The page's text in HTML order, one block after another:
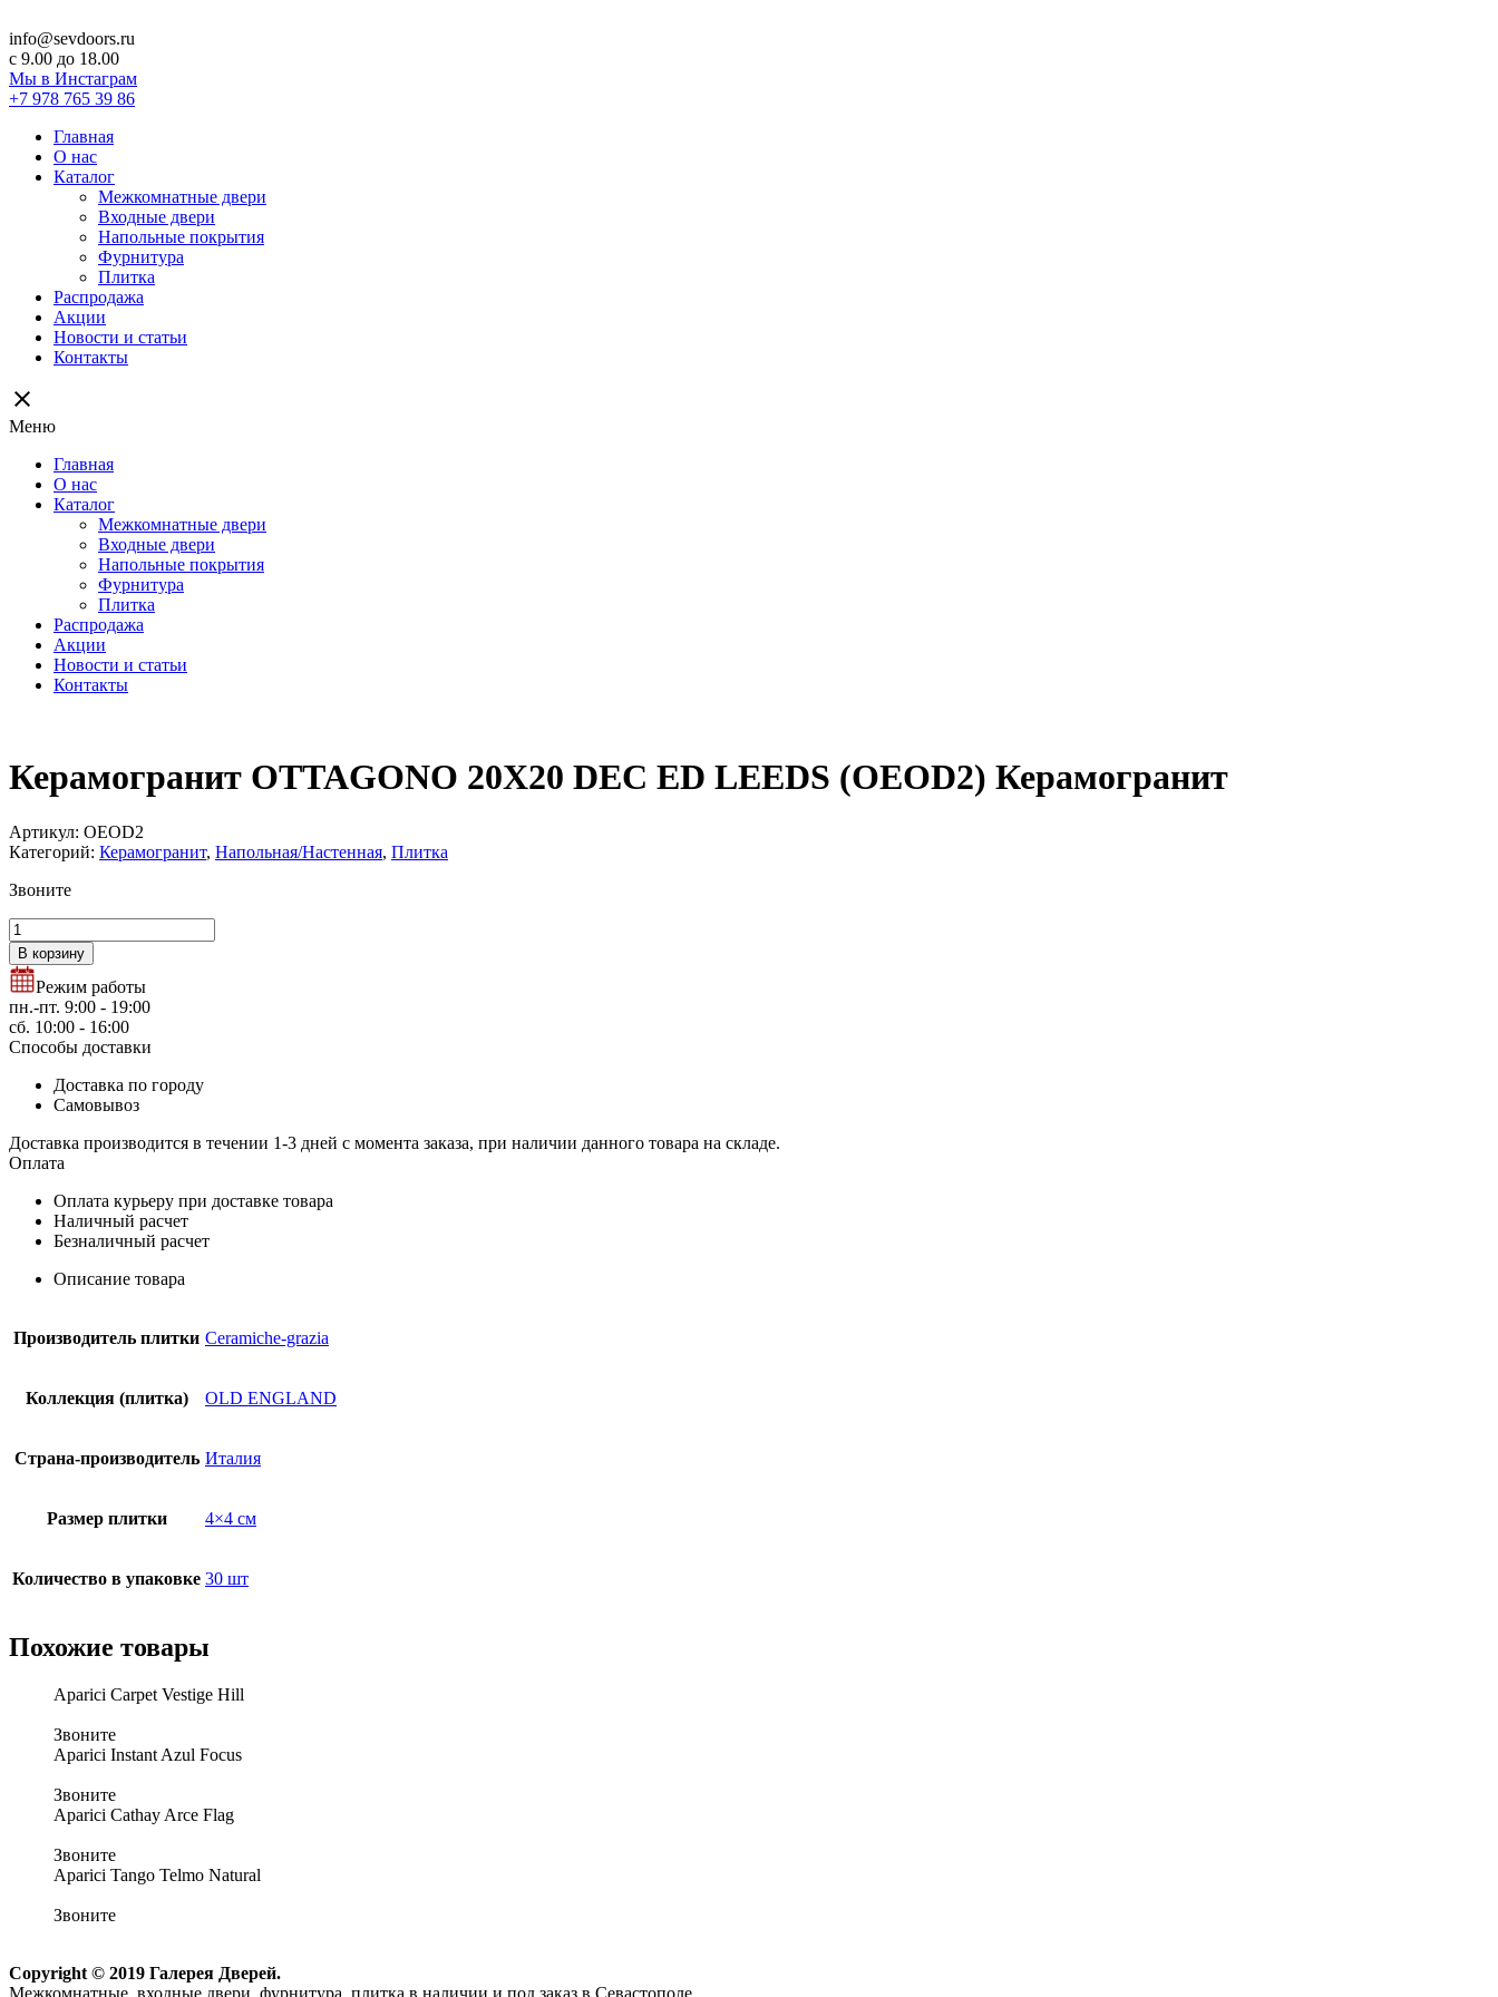
info@sevdoors.ru
c 9.00 до 18.00
Мы в Инстаграм
+7 978 765 39 86
Главная
О нас
Каталог
Межкомнатные двери
Входные двери
Напольные покрытия
Фурнитура
Плитка
Распродажа
Акции
Новости и статьи
Контакты
close
Меню
Главная
О нас
Каталог
Межкомнатные двери
Входные двери
Напольные покрытия
Фурнитура
Плитка
Распродажа
Акции
Новости и статьи
Контакты
Керамогранит OTTAGONO 20X20 DEC ED LEEDS (OEOD2) Керамогранит
Артикул: OEOD2
Категорий: Керамогранит, Напольная/Настенная, Плитка
Звоните
Количество
товара
Керамогранит
OTTAGONO
20X20
DEC
ED
(OEOD2)
Керамогранит
В корзину
Режим работы
пн.-пт. 9:00 - 19:00
сб. 10:00 - 16:00
Способы доставки
Доставка по городу
Самовывоз
Доставка производится в течении 1-3 дней с момента заказа, при наличии данного товара на складе.
Оплата
Оплата курьеру при доставке товара
Наличный расчет
Безналичный расчет
Описание товара
Производитель плитки Ceramiche-grazia
Коллекция (плитка) OLD ENGLAND
Страна-производитель Италия
Размер плитки 4×4 см
Количество в упаковке 30 шт
Похожие товары
Aparici Carpet Vestige Hill
Звоните
Aparici Instant Azul Focus
Звоните
Aparici Cathay Arce Flag
Звоните
Aparici Tango Telmo Natural
Звоните
Copyright © 2019 Галерея Дверей.
Межкомнатные, входные двери, фурнитура, плитка в наличии и под заказ в Севастополе